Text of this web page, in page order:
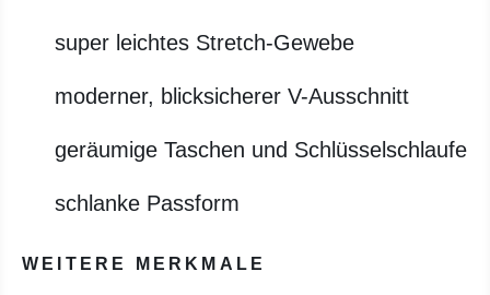
super leichtes Stretch-Gewebe
moderner, blicksicherer V-Ausschnitt
geräumige Taschen und Schlüsselschlaufe
schlanke Passform
WEITERE MERKMALE